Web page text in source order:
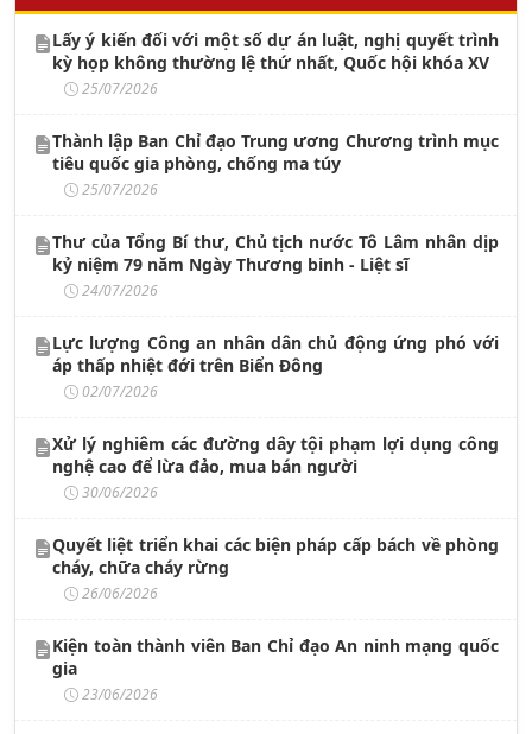
Lấy ý kiến đối với một số dự án luật, nghị quyết trình
kỳ họp không thường lệ thứ nhất, Quốc hội khóa XV
25/07/2026
Thành lập Ban Chỉ đạo Trung ương Chương trình mục
tiêu quốc gia phòng, chống ma túy
25/07/2026
Thư của Tổng Bí thư, Chủ tịch nước Tô Lâm nhân dịp
kỷ niệm 79 năm Ngày Thương binh - Liệt sĩ
24/07/2026
Lực lượng Công an nhân dân chủ động ứng phó với
áp thấp nhiệt đới trên Biển Đông
02/07/2026
Xử lý nghiêm các đường dây tội phạm lợi dụng công
nghệ cao để lừa đảo, mua bán người
30/06/2026
Quyết liệt triển khai các biện pháp cấp bách về phòng
cháy, chữa cháy rừng
26/06/2026
Kiện toàn thành viên Ban Chỉ đạo An ninh mạng quốc
gia
23/06/2026